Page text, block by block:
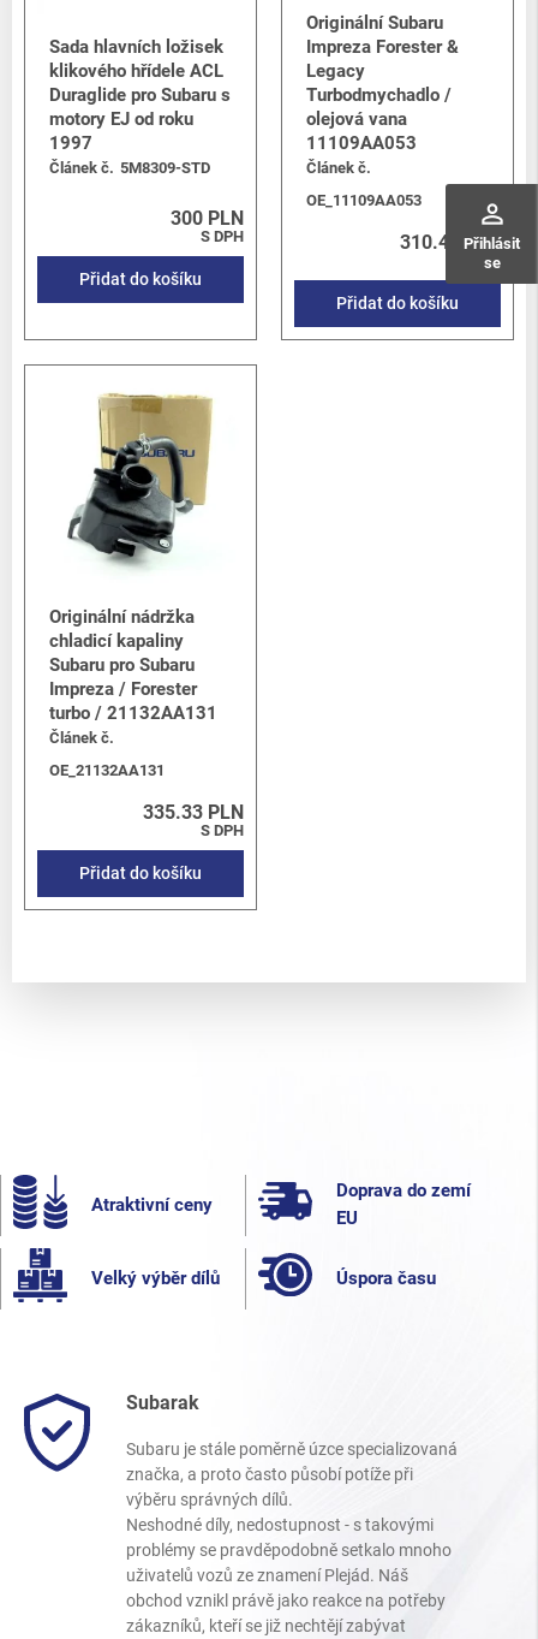
perm_identity
Přihlásit
se
Sada hlavních ložisek
klikového hřídele ACL
Duraglide pro Subaru s
motory EJ od roku
1997
Článek č. 5M8309-STD
300 PLN
S DPH
Přidat do košíku
Originální Subaru
Impreza Forester &
Legacy
Turbodmychadlo /
olejová vana
11109AA053
Článek č.
OE_11109AA053
310.46 PLN
S DPH
Přidat do košíku
Originální nádržka
chladicí kapaliny
Subaru pro Subaru
Impreza / Forester
turbo / 21132AA131
Článek č.
OE_21132AA131
335.33 PLN
S DPH
Přidat do košíku
Atraktivní ceny
Doprava do zemí
EU
Velký výběr dílů Úspora času
Subarak
Subaru je stále poměrně úzce specializovaná
značka, a proto často působí potíže při
výběru správných dílů.
Neshodné díly, nedostupnost - s takovými
problémy se pravděpodobně setkalo mnoho
uživatelů vozů ze znamení Plejád. Náš
obchod vznikl právě jako reakce na potřeby
zákazníků, kteří se již nechtějí zabývat